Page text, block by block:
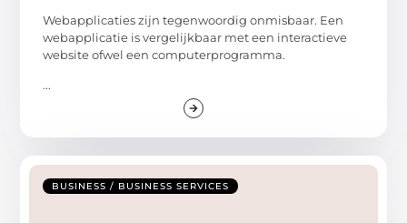
Webapplicaties zijn tegenwoordig onmisbaar. Een
webapplicatie is vergelijkbaar met een interactieve
website ofwel een computerprogramma.
...
BUSINESS / BUSINESS SERVICES